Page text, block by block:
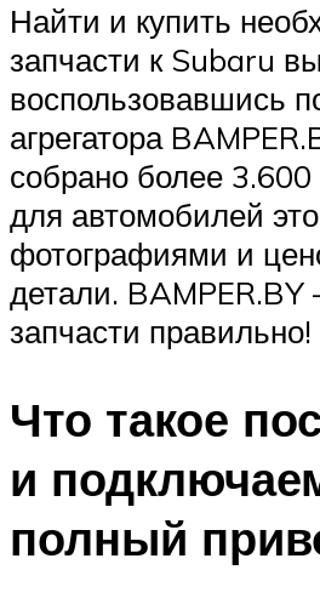
Найти и купить
запчасти к Subaru
воспользовавшись
агрегатора
собрано более
для автомобилей
фотографиями и
детали.
запчасти правильно!
Что такое
и
полный